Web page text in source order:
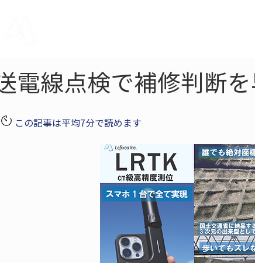
電線点検で補修判断
この記事は平均7分で読めます